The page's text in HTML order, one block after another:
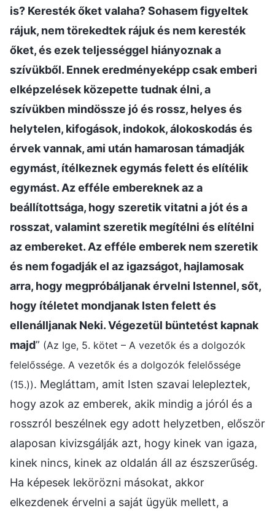
is? Keresték őket valaha? Sohasem figyeltek
rájuk, nem törekedtek rájuk és nem keresték
őket, és ezek teljességgel hiányoznak a
szívükből. Ennek eredményeképp csak emberi
elképzelések közepette tudnak élni, a
szívükben mindössze jó és rossz, helyes és
helytelen, kifogások, indokok, álokoskodás és
érvek vannak, ami után hamarosan támadják
egymást, ítélkeznek egymás felett és elítélik
egymást. Az efféle embereknek az a
beállítottsága, hogy szeretik vitatni a jót és a
rosszat, valamint szeretik megítélni és elítélni
az embereket. Az efféle emberek nem szeretik
és nem fogadják el az igazságot, hajlamosak
arra, hogy megpróbáljanak érvelni Istennel, sőt,
hogy ítéletet mondjanak Isten felett és
ellenálljanak Neki. Végezetül büntetést kapnak
majd” (Az Ige, 5. kötet – A vezetők és a dolgozók
felelőssége. A vezetők és a dolgozók felelőssége
(15.)). Megláttam, amit Isten szavai lelepleztek,
hogy azok az emberek, akik mindig a jóról és a
rosszról beszélnek egy adott helyzetben, először
alaposan kivizsgálják azt, hogy kinek van igaza,
kinek nincs, kinek az oldalán áll az észszerűség.
Ha képesek lekörözni másokat, akkor
elkezdenek érvelni a saját ügyük mellett, a